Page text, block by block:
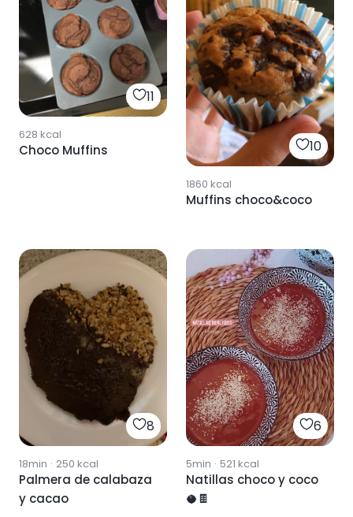
11
628 kcal
Choco Muffins 10
1860 kcal
Muffins choco&coco
8
18min · 250 kcal
Palmera de calabaza
y cacao
6
5min · 521 kcal
Natillas choco y coco
🥥🍫